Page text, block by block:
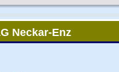
Neckar-Enz